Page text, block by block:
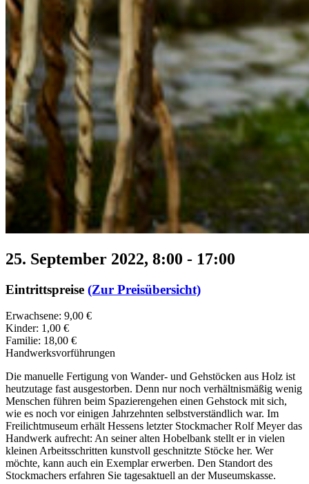
25. September 2022, 8:00 - 17:00
Eintrittspreise (Zur Preisübersicht)
Erwachsene: 9,00 €
Kinder: 1,00 €
Familie: 18,00 €
Handwerksvorführungen
Die manuelle Fertigung von Wander- und Gehstöcken aus Holz ist
heutzutage fast ausgestorben. Denn nur noch verhältnismäßig wenig
Menschen führen beim Spazierengehen einen Gehstock mit sich,
wie es noch vor einigen Jahrzehnten selbstverständlich war. Im
Freilichtmuseum erhält Hessens letzter Stockmacher Rolf Meyer das
Handwerk aufrecht: An seiner alten Hobelbank stellt er in vielen
kleinen Arbeitsschritten kunstvoll geschnitzte Stöcke her. Wer
möchte, kann auch ein Exemplar erwerben. Den Standort des
Stockmachers erfahren Sie tagesaktuell an der Museumskasse.